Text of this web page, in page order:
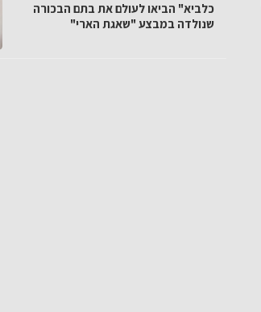
כלביא" הביאו לעולם את בתם הבכורה
שנולדה במבצע "שאגת הארי"